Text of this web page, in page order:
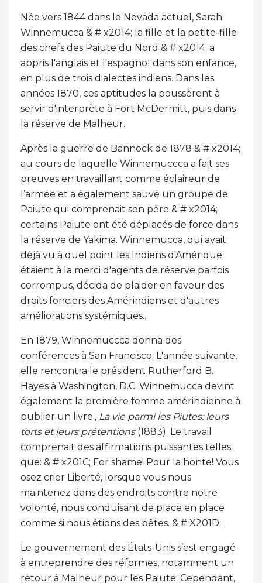
Née vers 1844 dans le Nevada actuel, Sarah
Winnemucca & # x2014; la fille et la petite-fille
des chefs des Paiute du Nord & # x2014; a
appris l'anglais et l'espagnol dans son enfance,
en plus de trois dialectes indiens. Dans les
années 1870, ces aptitudes la poussèrent à
servir d'interprète à Fort McDermitt, puis dans
la réserve de Malheur..
Après la guerre de Bannock de 1878 & # x2014;
au cours de laquelle Winnemuccca a fait ses
preuves en travaillant comme éclaireur de
l’armée et a également sauvé un groupe de
Paiute qui comprenait son père & # x2014;
certains Paiute ont été déplacés de force dans
la réserve de Yakima. Winnemucca, qui avait
déjà vu à quel point les Indiens d'Amérique
étaient à la merci d'agents de réserve parfois
corrompus, décida de plaider en faveur des
droits fonciers des Amérindiens et d'autres
améliorations systémiques..
En 1879, Winnemuccca donna des
conférences à San Francisco. L'année suivante,
elle rencontra le président Rutherford B.
Hayes à Washington, D.C. Winnemucca devint
également la première femme amérindienne à
publier un livre., La vie parmi les Piutes: leurs
torts et leurs prétentions(1883). Le travail
comprenait des affirmations puissantes telles
que: & # x201C; For shame! Pour la honte! Vous
osez crier Liberté, lorsque vous nous
maintenez dans des endroits contre notre
volonté, nous conduisant de place en place
comme si nous étions des bêtes. & # X201D;
Le gouvernement des États-Unis s’est engagé
à entreprendre des réformes, notamment un
retour à Malheur pour les Paiute. Cependant,